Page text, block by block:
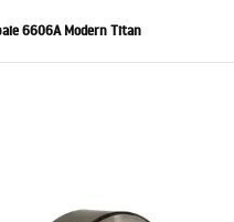
6606A Modern Titan